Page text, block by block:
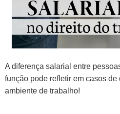
A diferença salarial entre
função pode refletir em casos
ambiente de trabalho!